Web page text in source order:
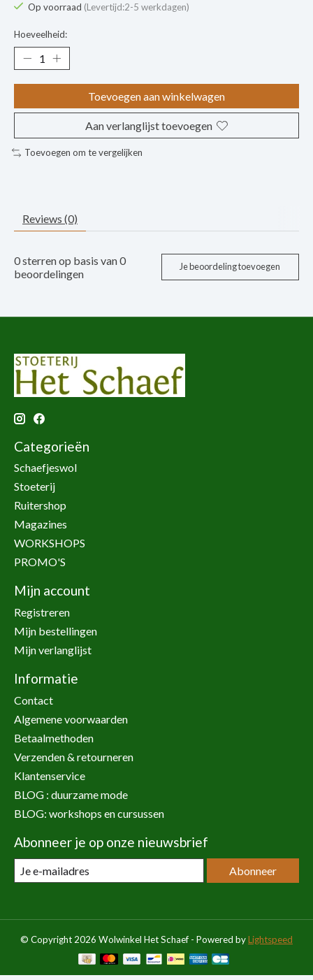
Op voorraad (Levertijd:2-5 werkdagen)
Hoeveelheid:
Toevoegen aan winkelwagen
Aan verlanglijst toevoegen
Toevoegen om te vergelijken
Reviews (0)
0sterren op basis van0
beoordelingen
Je beoordeling toevoegen
Categorieën
Schaefjeswol
Stoeterij
Ruitershop
Magazines
WORKSHOPS
PROMO'S
Mijn account
Registreren
Mijn bestellingen
Mijn verlanglijst
Informatie
Contact
Algemene voorwaarden
Betaalmethoden
Verzenden & retourneren
Klantenservice
BLOG : duurzame mode
BLOG: workshops en cursussen
Abonneer je op onze nieuwsbrief
Abonneer
© Copyright 2026 Wolwinkel Het Schaef - Powered byLightspeed